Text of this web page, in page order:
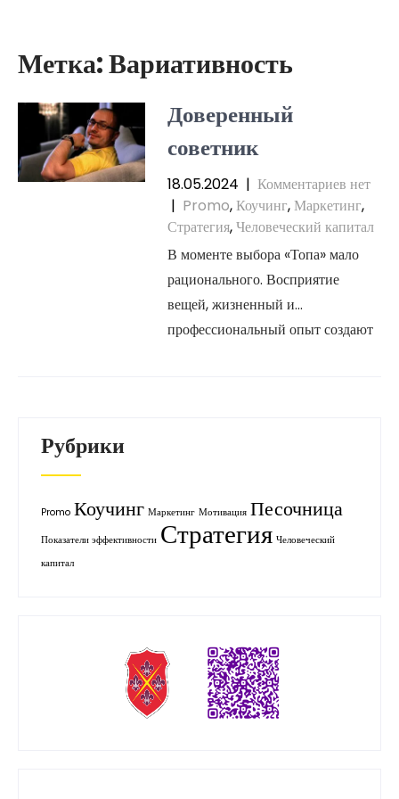
содержимому
Метка:Вариативность
Доверенный
советник
18.05.2024 | Комментариев нет
| Promo,Коучинг,Маркетинг,
Стратегия,Человеческий капитал
В моменте выбора «Топа» мало
рационального. Восприятие
вещей, жизненный и
профессиональный опыт создают
Рубрики
Promo Коучинг Маркетинг Мотивация Песочница
Показатели эффективности Стратегия Человеческий
капитал